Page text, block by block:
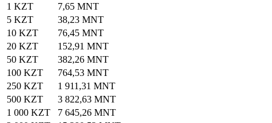
1 KZT
7,65 MNT
5 KZT
38,23 MNT
10 KZT
76,45 MNT
20 KZT
152,91 MNT
50 KZT
382,26 MNT
100 KZT
764,53 MNT
250 KZT
1 911,31 MNT
500 KZT
3 822,63 MNT
1 000 KZT
7 645,26 MNT